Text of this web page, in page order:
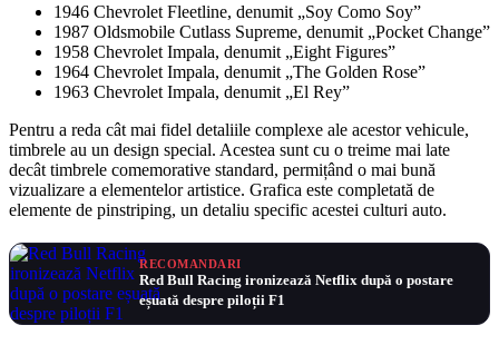
1946 Chevrolet Fleetline, denumit „Soy Como Soy”
1987 Oldsmobile Cutlass Supreme, denumit „Pocket Change”
1958 Chevrolet Impala, denumit „Eight Figures”
1964 Chevrolet Impala, denumit „The Golden Rose”
1963 Chevrolet Impala, denumit „El Rey”
Pentru a reda cât mai fidel detaliile complexe ale acestor vehicule,
timbrele au un design special. Acestea sunt cu o treime mai late
decât timbrele comemorative standard, permițând o mai bună
vizualizare a elementelor artistice. Grafica este completată de
elemente de pinstriping, un detaliu specific acestei culturi auto.
RECOMANDARI
Red Bull Racing ironizează Netflix după o postare
eșuată despre piloții F1